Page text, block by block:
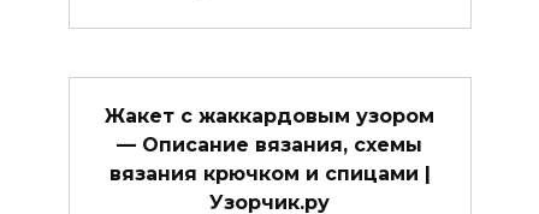
Жакет с жаккардовым узором
— Описание вязания, схемы
вязания крючком и спицами |
Узорчик.ру